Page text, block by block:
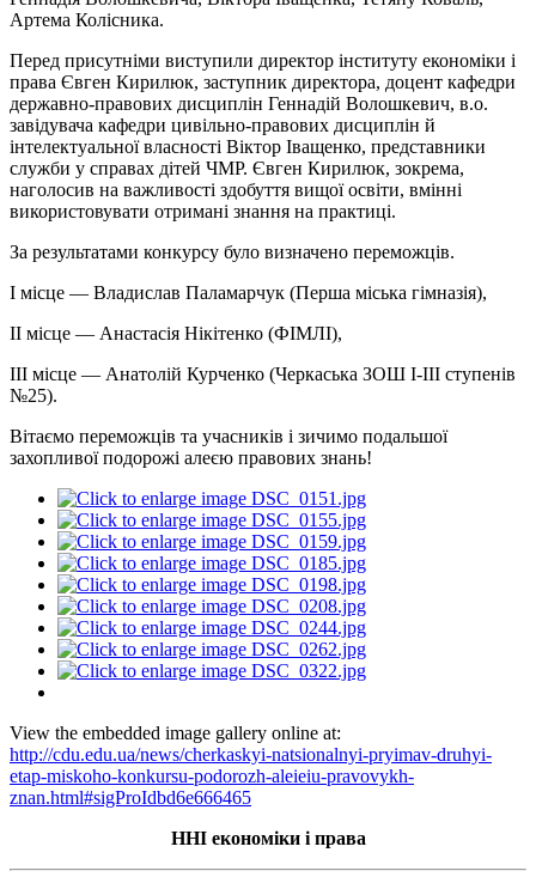
Артема Колісника.
Перед присутніми виступили директор інституту економіки і
права Євген Кирилюк, заступник директора, доцент кафедри
державно-правових дисциплін Геннадій Волошкевич, в.о.
завідувача кафедри цивільно-правових дисциплін й
інтелектуальної власності Віктор Іващенко, представники
служби у справах дітей ЧМР. Євген Кирилюк, зокрема,
наголосив на важливості здобуття вищої освіти, вмінні
використовувати отримані знання на практиці.
За результатами конкурсу було визначено переможців.
І місце — Владислав Паламарчук (Перша міська гімназія),
ІІ місце — Анастасія Нікітенко (ФІМЛІ),
ІІІ місце — Анатолій Курченко (Черкаська ЗОШ І-ІІІ ступенів
№25).
Вітаємо переможців та учасників і зичимо подальшої
захопливої подорожі алеєю правових знань!
View the embedded image gallery online at:
http://cdu.edu.ua/news/cherkaskyi-natsionalnyi-pryimav-druhyi-
etap-miskoho-konkursu-podorozh-aleieiu-pravovykh-
znan.html#sigProIdbd6e666465
ННІ економіки і права